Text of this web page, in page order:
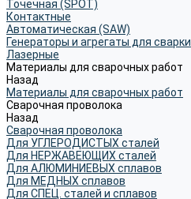
Точечная (SPOT)
Контактные
Автоматическая (SAW)
Генераторы и агрегаты для сварки
Лазерные
Материалы для сварочных работ
Назад
Материалы для сварочных работ
Сварочная проволока
Назад
Сварочная проволока
Для УГЛЕРОДИСТЫХ сталей
Для НЕРЖАВЕЮЩИХ сталей
Для АЛЮМИНИЕВЫХ сплавов
Для МЕДНЫХ сплавов
Для СПЕЦ. сталей и сплавов